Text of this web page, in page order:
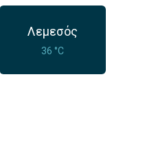
Λεμεσός
36 °C